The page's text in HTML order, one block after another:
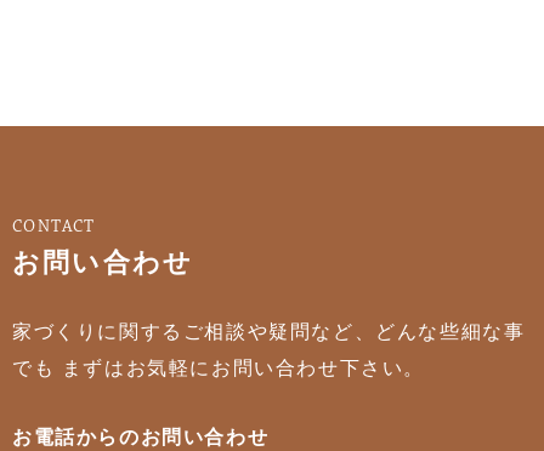
CONTACT
お問い合わせ
家づくりに関するご相談や疑問など、どんな些細な事
でも まずはお気軽にお問い合わせ下さい。
お電話からのお問い合わせ